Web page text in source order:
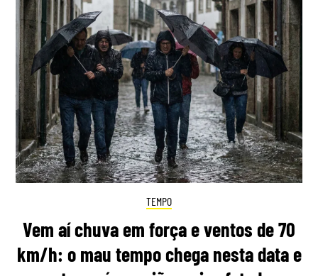
TEMPO
Vem aí chuva em força e ventos de 70
km/h: o mau tempo chega nesta data e